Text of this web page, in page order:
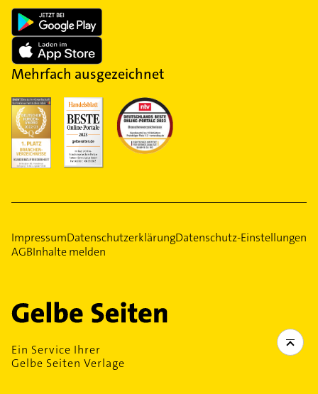
Mehrfach ausgezeichnet
ImpressumDatenschutzerklärungDatenschutz-Einstellungen
AGBInhalte melden
Ein Service Ihrer
Gelbe Seiten Verlage